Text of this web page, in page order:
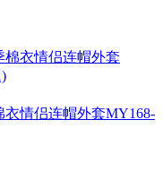
情侣连帽外套MY168-